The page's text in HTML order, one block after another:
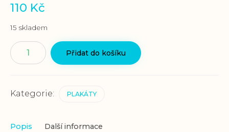
110 Kč
15 skladem
Plakát
"Silná
Přidat do košíku
Kategorie: PLAKÁTY
Popis Další informace